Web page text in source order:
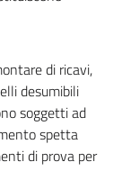
di ricavi,
desumibili
soggetti ad
spetta
di prova per